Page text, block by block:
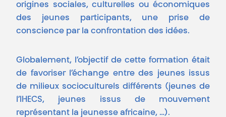
origines sociales, culturelles ou économiques
des jeunes participants, une prise de
conscience par la confrontation des idées.
Globalement, l’objectif de cette formation était
de favoriser l’échange entre des jeunes issus
de milieux socioculturels différents (jeunes de
l’IHECS, jeunes issus de mouvement
représentant la jeunesse africaine, …).